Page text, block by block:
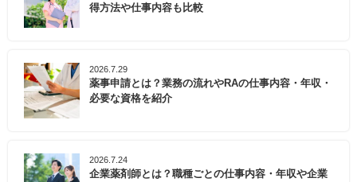
得方法や仕事内容も比較
2026.7.29
薬事申請とは？業務の流れやRAの仕事内容・年収・
必要な資格を紹介
2026.7.24
企業薬剤師とは？職種ごとの仕事内容・年収や企業